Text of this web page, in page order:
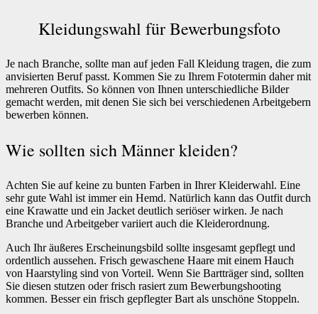
Kleidungswahl für Bewerbungsfoto
Je nach Branche, sollte man auf jeden Fall Kleidung tragen, die zum
anvisierten Beruf passt. Kommen Sie zu Ihrem Fototermin daher mit
mehreren Outfits. So können von Ihnen unterschiedliche Bilder
gemacht werden, mit denen Sie sich bei verschiedenen Arbeitgebern
bewerben können.
Wie sollten sich Männer kleiden?
Achten Sie auf keine zu bunten Farben in Ihrer Kleiderwahl. Eine
sehr gute Wahl ist immer ein Hemd. Natürlich kann das Outfit durch
eine Krawatte und ein Jacket deutlich seriöser wirken. Je nach
Branche und Arbeitgeber variiert auch die Kleiderordnung.
Auch Ihr äußeres Erscheinungsbild sollte insgesamt gepflegt und
ordentlich aussehen. Frisch gewaschene Haare mit einem Hauch
von Haarstyling sind von Vorteil. Wenn Sie Bartträger sind, sollten
Sie diesen stutzen oder frisch rasiert zum Bewerbungshooting
kommen. Besser ein frisch gepflegter Bart als unschöne Stoppeln.